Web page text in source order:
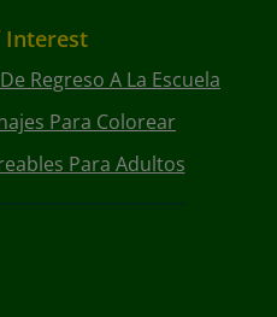
Interest
Regreso A La Escuela
Para Colorear
Para Adultos